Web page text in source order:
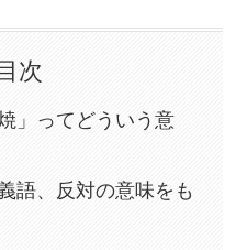
目次
」ってどういう意
語、反対の意味をも